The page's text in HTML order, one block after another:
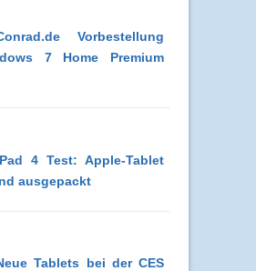
Vorbestellung
7 Home Premium
4 Test: Apple-Tablet
ausgepackt
Tablets bei der CES